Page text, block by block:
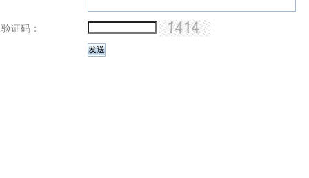
验证码：